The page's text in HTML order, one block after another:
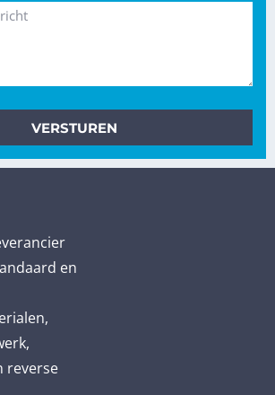
VERSTUREN
en
reverse